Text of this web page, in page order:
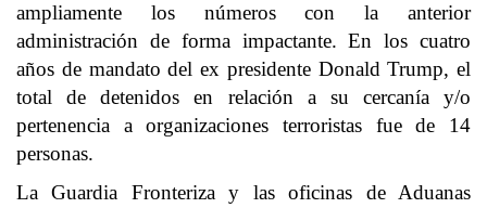
ampliamente los números con la anterior
administración de forma impactante. En los cuatro
años de mandato del ex presidente Donald Trump, el
total de detenidos en relación a su cercanía y/o
pertenencia a organizaciones terroristas fue de 14
personas.
La Guardia Fronteriza y las oficinas de Aduanas